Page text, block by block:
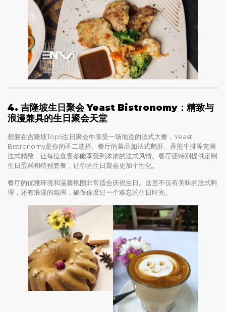
4. 吉隆坡生日聚会 Yeast Bistronomy：精致与
浪漫兼具的生日聚会天堂
想要在吉隆坡Top5生日聚会中享受一场地道的法式大餐，Yeast
Bistronomy是你的不二选择。餐厅的菜品如法式鹅肝、香煎牛排等充满
法式精致，让每位食客都能享受到浓浓的法式风情。餐厅还特别提供定制
生日蛋糕和特别套餐，让你的生日聚会更加个性化。
餐厅的优雅环境和温馨氛围非常适合庆祝生日。这里不仅有美味的法式料
理，还有浪漫的氛围，确保你度过一个难忘的生日时光。